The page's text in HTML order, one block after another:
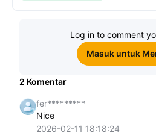
Log in to comment
Masuk untuk
2 Komentar
fer*********
Nice
2026-02-11 18:18:24